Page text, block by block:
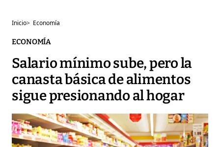
Inicio> Economía
ECONOMÍA
Salario mínimo sube, pero la
canasta básica de alimentos
sigue presionando al hogar